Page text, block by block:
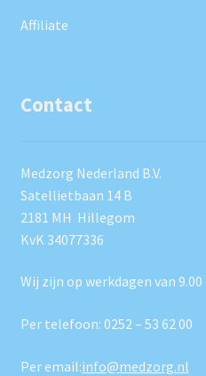
Affiliate
Contact
Medzorg Nederland B.V.
Satellietbaan 14 B
2181 MH Hillegom
KvK 34077336
Wij zijn op werkdagen van
Per telefoon: 0252 – 53 62 00
Per email:info@medzorg.nl